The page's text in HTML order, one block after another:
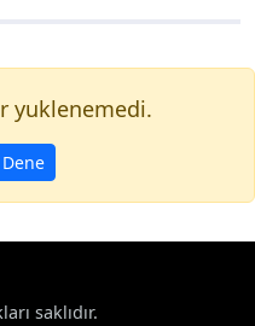
yuklenemedi.
bugün vefat edenler | 12